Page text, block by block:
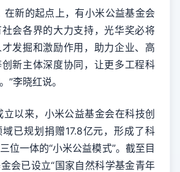
新的起点上，有小米公益基金会
会各界的大力支持，光华奖必将
发掘和激励作用，助力企业、高
新主体深度协同，让更多工程科
”李晓红说。
来，小米公益基金会在科技创
已规划捐赠17.8亿元，形成了科
位一体的“小米公益模式”。截至目
会已设立“国家自然科学基金青年